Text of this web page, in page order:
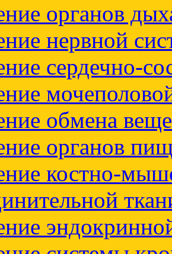
органов
нервной
сердечно-
обмена
органов
костно-